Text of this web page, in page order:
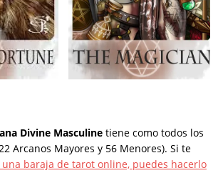
Divine Masculinetiene como todos los
Arcanos Mayores y 56 Menores). Si te
baraja de tarot online, puedes hacerlo